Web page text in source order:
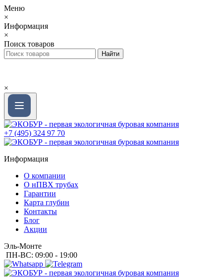
Меню
×
Информация
×
Поиск товаров
×
+7 (495) 324 97 70
Информация
О компании
О нПВХ трубах
Гарантии
Карта глубин
Контакты
Блог
Акции
Эль-Монте
ПН-ВС: 09:00 - 19:00